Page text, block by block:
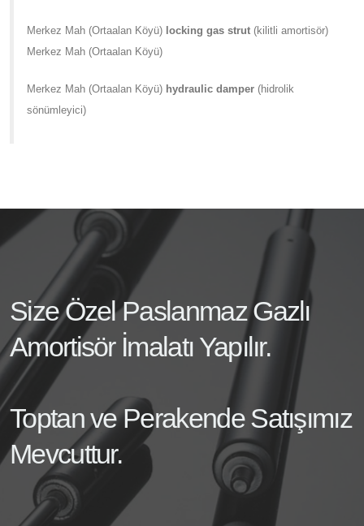
Merkez Mah (Ortaalan Köyü) locking gas strut (kilitli amortisör)
Merkez Mah (Ortaalan Köyü)
Merkez Mah (Ortaalan Köyü) hydraulic damper (hidrolik
sönümleyici)
Size Özel Paslanmaz Gazlı
Amortisör İmalatı Yapılır.
Toptan ve Perakende Satışımız
Mevcuttur.